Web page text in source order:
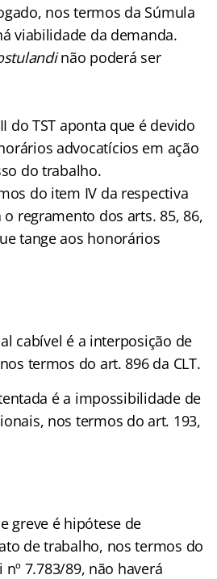
nos termos da Súmula
viabilidade da demanda.
não poderá ser
do TST aponta que é devido
advocatícios em ação
do trabalho.
do item IV da respectiva
regramento dos arts. 85, 86,
tange aos honorários
cabível é a interposição de
termos do art. 896 da CLT.
é a impossibilidade de
nos termos do art. 193,
greve é hipótese de
de trabalho, nos termos do
nº 7.783/89, não haverá